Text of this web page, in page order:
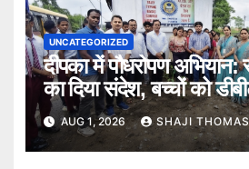
UNCATEGORIZED
दीपका में पौधरोपण अभियान:
का दिया संदेश, बच्चों को
बताए।
AUG 1, 2026 SHAJI THOMAS